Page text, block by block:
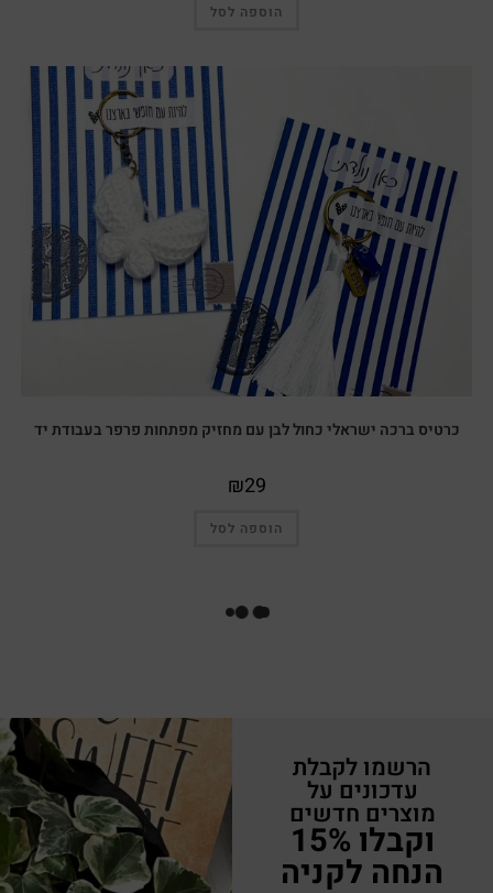
הוספה לסל
כרטיס ברכה ישראלי כחול לבן עם מחזיק מפתחות פרפר בעבודת יד
₪29
הוספה לסל